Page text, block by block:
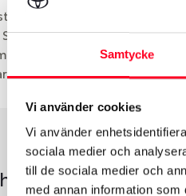
Samtycke
Vi använder cookies
Vi använder
sociala medier och
till de sociala medier och
med annan information
för att se om
till att kolla en extra gång
Ibland kan fälgen
samma dimension som
hos